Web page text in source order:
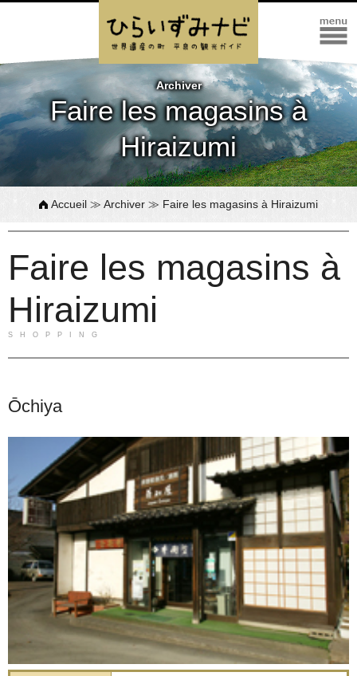
Archiver
Faire les magasins à
Hiraizumi
Accueil ≫ Archiver ≫ Faire les magasins à Hiraizumi
Faire les magasins à
Hiraizumi
SHOPPING
Ōchiya